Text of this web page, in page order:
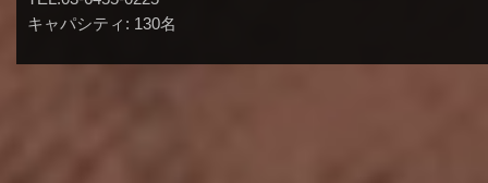
キャパシティ: 130名